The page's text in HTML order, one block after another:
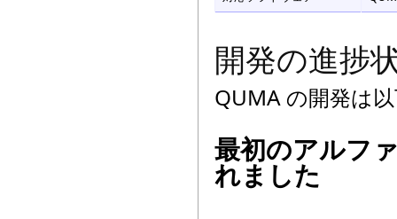
開発の進捗
QUMA の開発は
最初のアルフ
れました